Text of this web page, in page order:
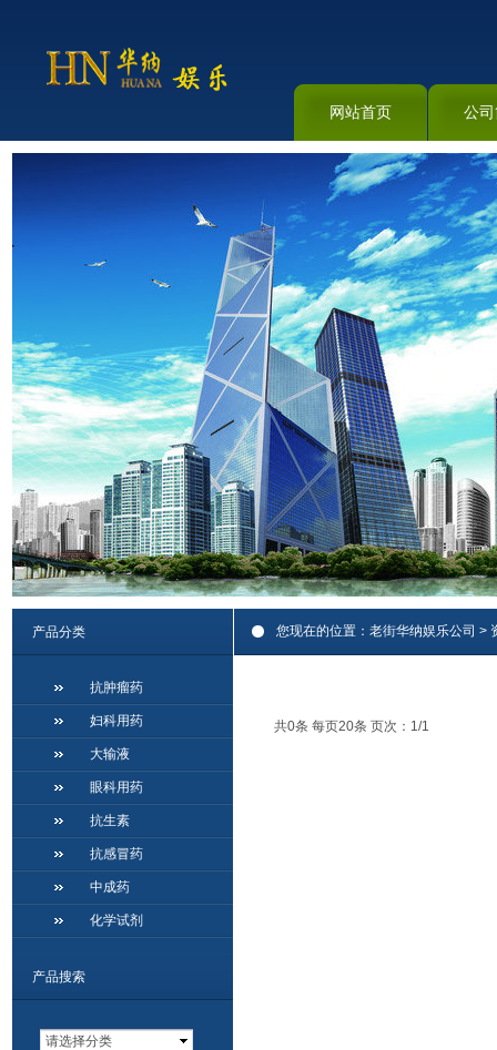
网站首页 公
资料下载
产品搜索
请选择分类
共0条 每页20条 页次：1/1
产品分类
抗肿瘤药
妇科用药
大输液
眼科用药
抗生素
抗感冒药
中成药
化学试剂
您现在的位置： 老街华纳娱乐公司 >